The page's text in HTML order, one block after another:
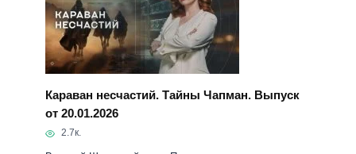
от 20.01.2026
2.7к.
Великий Шелковый путь. Почему его могли назвать
«лошадиным»? Как караванщики снимали